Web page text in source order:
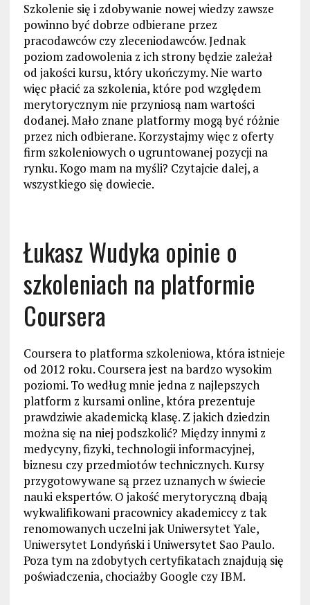
Szkolenie się i zdobywanie nowej wiedzy zawsze
powinno być dobrze odbierane przez
pracodawców czy zleceniodawców. Jednak
poziom zadowolenia z ich strony będzie zależał
od jakości kursu, który ukończymy. Nie warto
więc płacić za szkolenia, które pod względem
merytorycznym nie przyniosą nam wartości
dodanej. Mało znane platformy mogą być różnie
przez nich odbierane. Korzystajmy więc z oferty
firm szkoleniowych o ugruntowanej pozycji na
rynku. Kogo mam na myśli? Czytajcie dalej, a
wszystkiego się dowiecie.
Łukasz Wudyka opinie o
szkoleniach na platformie
Coursera
Coursera to platforma szkoleniowa, która istnieje
od 2012 roku. Coursera jest na bardzo wysokim
poziomi. To według mnie jedna z najlepszych
platform z kursami online, która prezentuje
prawdziwie akademicką klasę. Z jakich dziedzin
można się na niej podszkolić? Między innymi z
medycyny, fizyki, technologii informacyjnej,
biznesu czy przedmiotów technicznych. Kursy
przygotowywane są przez uznanych w świecie
nauki ekspertów. O jakość merytoryczną dbają
wykwalifikowani pracownicy akademiccy z tak
renomowanych uczelni jak Uniwersytet Yale,
Uniwersytet Londyński i Uniwersytet Sao Paulo.
Poza tym na zdobytych certyfikatach znajdują się
poświadczenia, chociażby Google czy IBM.